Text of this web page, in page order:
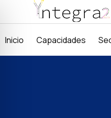
Inicio Capacidades